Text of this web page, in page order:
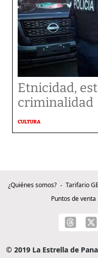
Etnicidad,
criminalidad
CULTURA
¿Quiénes somos? Tarifario
Puntos de venta
© 2019 La Estrella de